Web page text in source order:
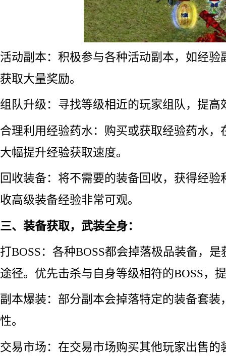
活动副本：积极参与各种活动副本，如经验
获取大量奖励。
组队升级：寻找等级相近的玩家组队，提高
合理利用经验药水：购买或获取经验药水，
大幅提升经验获取速度。
回收装备：将不需要的装备回收，获得经验
收高级装备经验非常可观。
三、装备获取，武装全身：
打BOSS：各种BOSS都会掉落极品装备，
途径。优先击杀与自身等级相符的BOSS，
副本爆装：部分副本会掉落特定的装备套装
性。
交易市场：在交易市场购买其他玩家出售的